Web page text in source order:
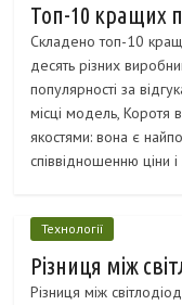
Топ-10 кращих
Складено топ-10
десять різних
популярності за
місці модель, Коротя
якостями: вона є
співвідношенню ціни і
Технології
Різниця між
Різниця між